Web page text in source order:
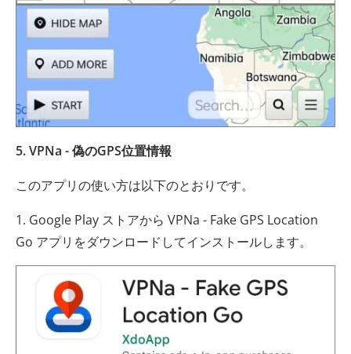
5. VPNa - 偽のGPS位置情報
このアプリの使い方は以下のとおりです。
1. Google Play ストアから VPNa - Fake GPS Location
Go アプリをダウンロードしてインストールします。